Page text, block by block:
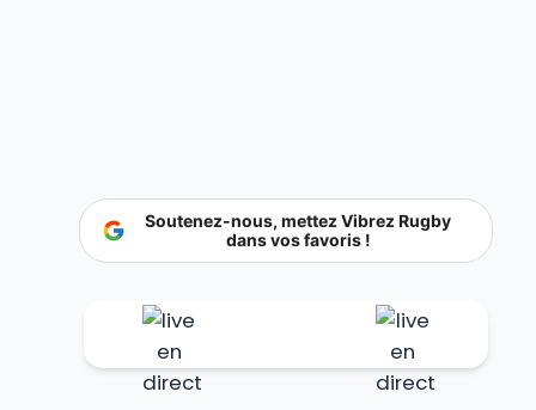
Soutenez-nous, mettez Vibrez Rugby
dans vos favoris !